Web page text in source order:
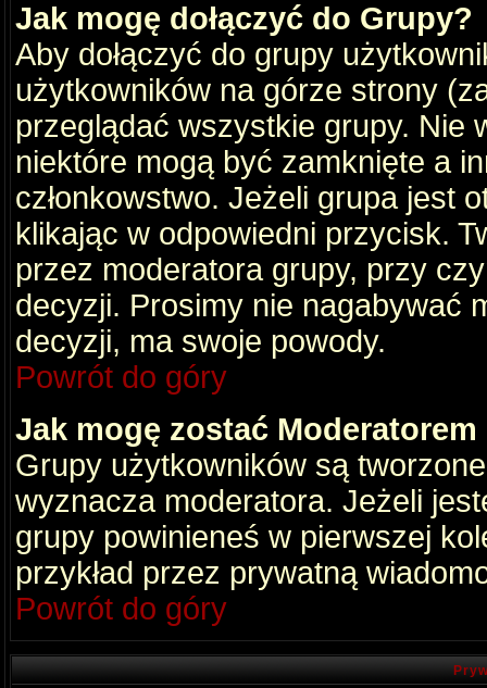
Jak mogę dołączyć do Grupy?
Aby dołączyć do grupy
użytkowników na górze strony
przeglądać wszystkie grupy. Nie
niektóre mogą być zamknięte a
członkowstwo. Jeżeli grupa jest
klikając w odpowiedni przycisk.
przez moderatora grupy, przy
decyzji. Prosimy nie nagabywać
decyzji, ma swoje powody.
Powrót do góry
Jak mogę zostać
Grupy użytkowników są
wyznacza moderatora. Jeżeli
grupy powinieneś w pierwszej
przykład przez prywatną
Powrót do góry